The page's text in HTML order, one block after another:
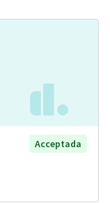
Acceptada